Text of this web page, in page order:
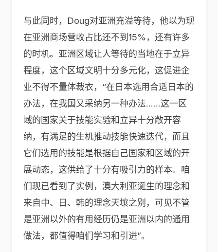
与此同时，Doug对亚洲充溢等待，他以为现
在亚洲商场营收占比还不到15%，还有许多
的时机。亚洲区域让人等待的当地在于立异
程度，这个区域文明十分多元化，这促进企
业不得不量体裁衣，“在日本选用合适日本的
办法，在我国又采纳另一种办法……这一区
域的国家关于技能实验和立异十分敞开容
纳，有满足的生机推动技能快速迭代，而且
它们选用的技能是根据自己国家和区域的开
展动态，这供给了十分有吸引力的样本。咱
们现已看到了实例，澳大利亚诞生的理念和
来自中、日、韩的理念天壤之别，可见不管
是亚洲以外的有用经历仍是亚洲以内的通用
做法，都值得咱们学习和引进”。